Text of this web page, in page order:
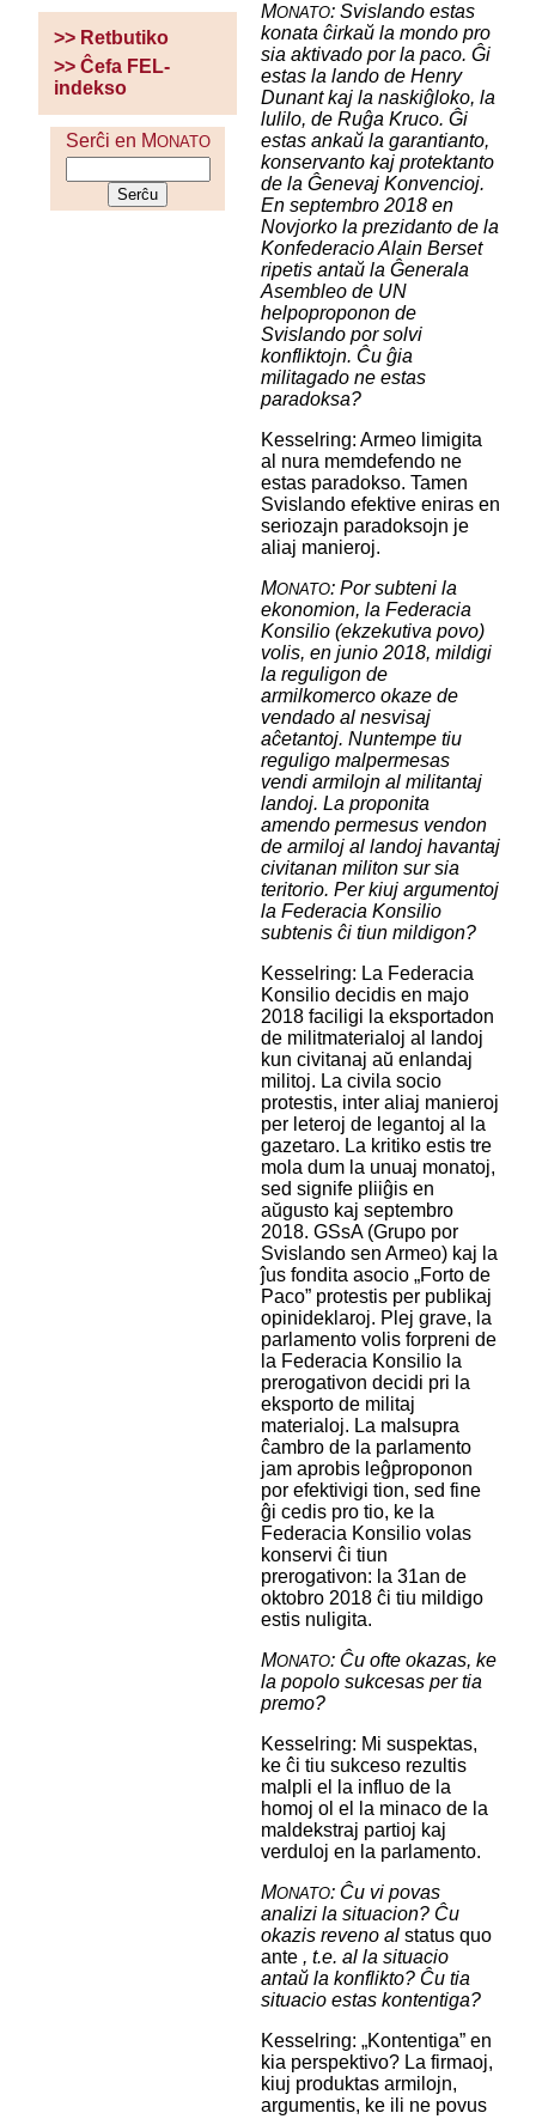
>> Retbutiko
>> Ĉefa FEL-
indekso
Serĉi en MONATO
MONATO: Svislando estas
konata ĉirkaŭ la mondo pro
sia aktivado por la paco. Ĝi
estas la lando de Henry
Dunant kaj la naskiĝloko, la
lulilo, de Ruĝa Kruco. Ĝi
estas ankaŭ la garantianto,
konservanto kaj protektanto
de la Ĝenevaj Konvencioj.
En septembro 2018 en
Novjorko la prezidanto de la
Konfederacio Alain Berset
ripetis antaŭ la Ĝenerala
Asembleo de UN
helpoproponon de
Svislando por solvi
konfliktojn. Ĉu ĝia
militagado ne estas
paradoksa?
Kesselring: Armeo limigita
al nura memdefendo ne
estas paradokso. Tamen
Svislando efektive eniras en
seriozajn paradoksojn je
aliaj manieroj.
MONATO: Por subteni la
ekonomion, la Federacia
Konsilio (ekzekutiva povo)
volis, en junio 2018, mildigi
la reguligon de
armilkomerco okaze de
vendado al nesvisaj
aĉetantoj. Nuntempe tiu
reguligo malpermesas
vendi armilojn al militantaj
landoj. La proponita
amendo permesus vendon
de armiloj al landoj havantaj
civitanan militon sur sia
teritorio. Per kiuj argumentoj
la Federacia Konsilio
subtenis ĉi tiun mildigon?
Kesselring: La Federacia
Konsilio decidis en majo
2018 faciligi la eksportadon
de militmaterialoj al landoj
kun civitanaj aŭ enlandaj
militoj. La civila socio
protestis, inter aliaj manieroj
per leteroj de legantoj al la
gazetaro. La kritiko estis tre
mola dum la unuaj monatoj,
sed signife pliiĝis en
aŭgusto kaj septembro
2018. GSsA (Grupo por
Svislando sen Armeo) kaj la
ĵus fondita asocio „Forto de
Paco” protestis per publikaj
opinideklaroj. Plej grave, la
parlamento volis forpreni de
la Federacia Konsilio la
prerogativon decidi pri la
eksporto de militaj
materialoj. La malsupra
ĉambro de la parlamento
jam aprobis leĝproponon
por efektivigi tion, sed fine
ĝi cedis pro tio, ke la
Federacia Konsilio volas
konservi ĉi tiun
prerogativon: la 31an de
oktobro 2018 ĉi tiu mildigo
estis nuligita.
MONATO: Ĉu ofte okazas, ke
la popolo sukcesas per tia
premo?
Kesselring: Mi suspektas,
ke ĉi tiu sukceso rezultis
malpli el la influo de la
homoj ol el la minaco de la
maldekstraj partioj kaj
verduloj en la parlamento.
MONATO: Ĉu vi povas
analizi la situacion? Ĉu
okazis reveno alstatus quo
ante , t.e. al la situacio
antaŭ la konflikto? Ĉu tia
situacio estas kontentiga?
Kesselring: „Kontentiga” en
kia perspektivo? La firmaoj,
kiuj produktas armilojn,
argumentis, ke ili ne povus